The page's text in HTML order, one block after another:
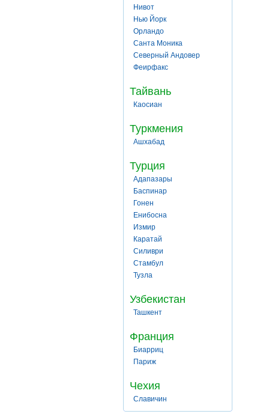
Нивот
Нью Йорк
Орландо
Санта Моника
Северный Андовер
Феирфакс
Тайвань
Каосиан
Туркмения
Ашхабад
Турция
Адапазары
Баспинар
Гонен
Енибосна
Измир
Каратай
Силиври
Стамбул
Тузла
Узбекистан
Ташкент
Франция
Биарриц
Париж
Чехия
Славичин